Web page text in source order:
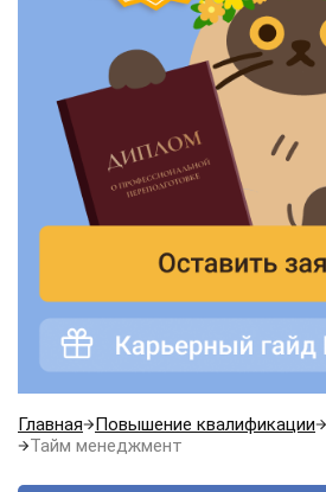
Главная Повышение квалификации
Тайм менеджмент